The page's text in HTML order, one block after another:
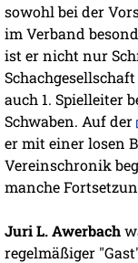
sowohl bei der
im Verband
ist er nicht nur
auch 1. Spielleiter
Schwaben. Auf der
er mit einer losen
Vereinschronik
manche
Juri L. Awerbach
regelmäßiger